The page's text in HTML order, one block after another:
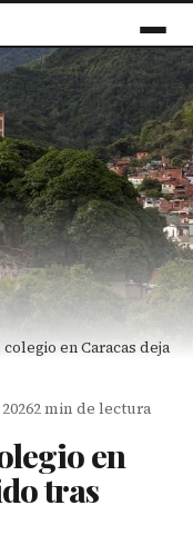
en Caracas deja
2 min de lectura
en
tras